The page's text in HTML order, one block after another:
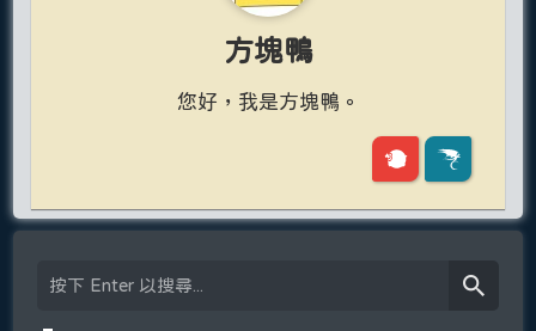
方塊鴨
您好，我是方塊鴨。